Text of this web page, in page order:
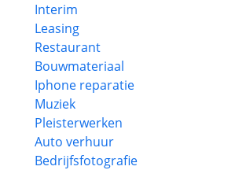
Interim
Leasing
Restaurant
Bouwmateriaal
Iphone reparatie
Muziek
Pleisterwerken
Auto verhuur
Bedrijfsfotografie